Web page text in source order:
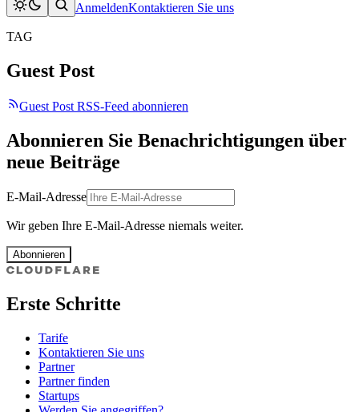
AnmeldenKontaktieren Sie uns
TAG
Guest Post
Guest Post RSS-Feed abonnieren
Abonnieren Sie Benachrichtigungen über
neue Beiträge
E-Mail-Adresse
Wir geben Ihre E-Mail-Adresse niemals weiter.
Abonnieren
Erste Schritte
Tarife
Kontaktieren Sie uns
Partner
Partner finden
Startups